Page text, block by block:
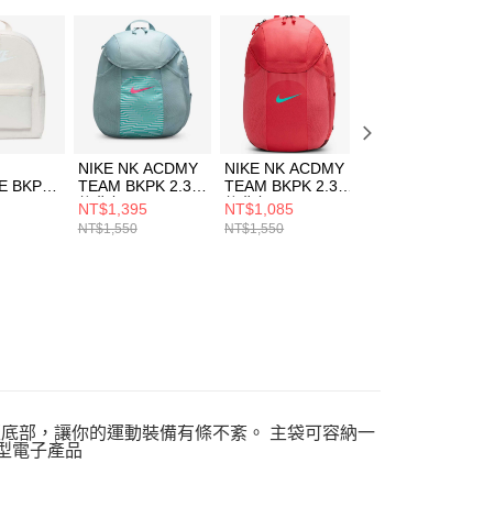
戶進行身份認證。
人註冊多個帳號或使用他人資訊註冊。若發現惡意使用之情
技股份有限公司將有權停止該用戶之使用額度並採取法律行
BKPK
NIKE NK ACDMY
TEAM BKPK 2.3
後背包
DV0761395
NT$1,395
NT$1,550
NIKE NK ACDMY
TEAM BKPK 2.3
後背包
DV0761850
NT$1,085
NT$1,550
部，讓你的運動裝備有條不紊。 主袋可容納一
電子產品